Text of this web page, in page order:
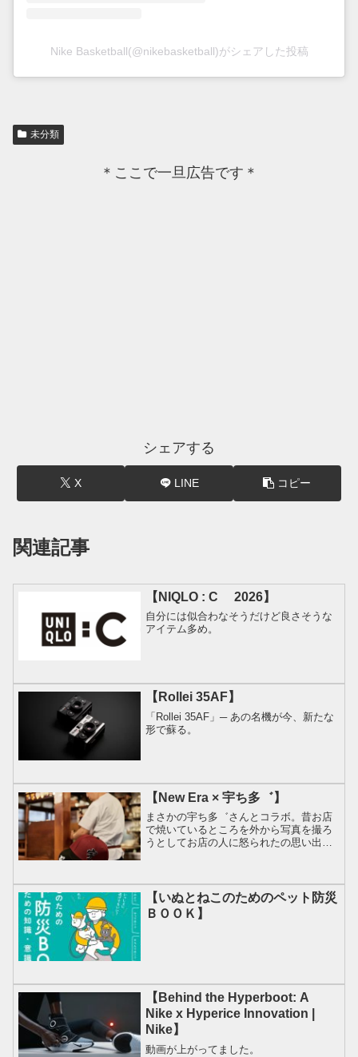
Nike Basketball(@nikebasketball)がシェアした投稿
未分類
＊ここで一旦広告です＊
シェアする
X LINE コピー
関連記事
【NIQLO : C 2026】
自分には似合わなそうだけど良さそうな
アイテム多め。
【Rollei 35AF】
「Rollei 35AF」─ あの名機が今、新たな
形で蘇る。
【New Era × 宇ち多゛】
まさかの宇ち多゛さんとコラボ。昔お店
で焼いているところを外から写真を撮ろ
うとしてお店の人に怒られたの思い出し
【いぬとねこのためのペット防災
ＢＯＯＫ】
【Behind the Hyperboot: A
Nike x Hyperice Innovation |
Nike】
動画が上がってました。